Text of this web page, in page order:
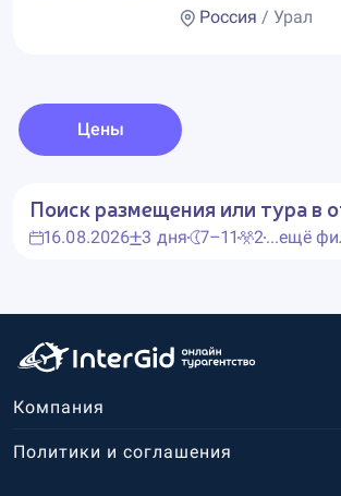
Россия / Урал
Цены
Поиск размещения или тура в
16.08.2026 3 дня 7–11 2...ещё
Компания
Политики и соглашения